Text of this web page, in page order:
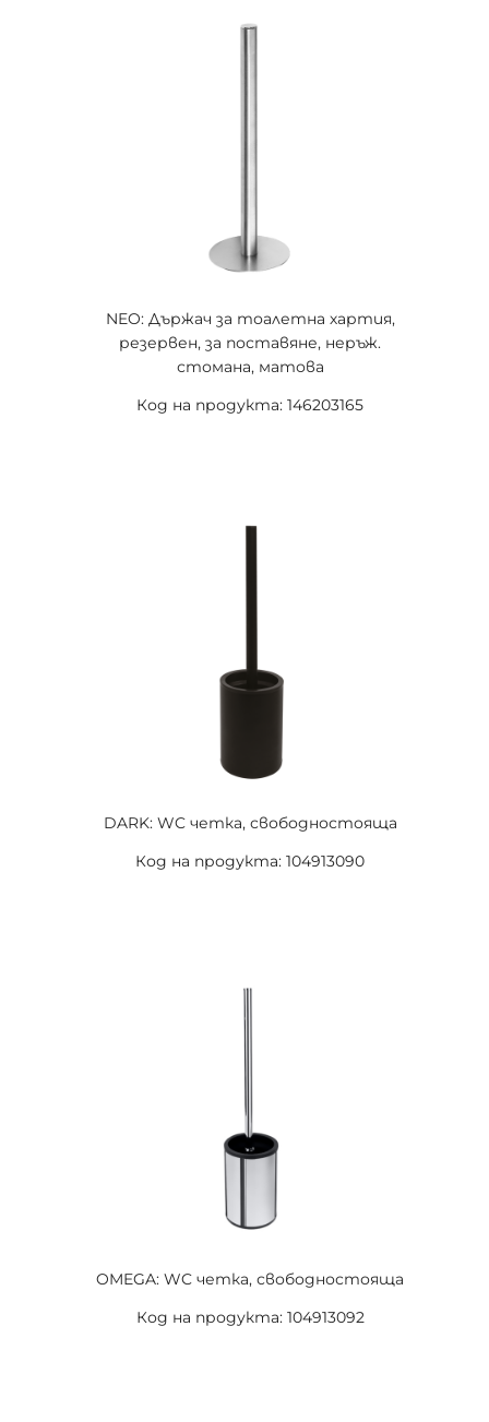
NEO: Държач за тоалетна хартия,
резервен, за поставяне, неръж.
стомана, матова
Код на продукта: 146203165
DARK: WC четка, свободностояща
Код на продукта: 104913090
OMEGA: WC четка, свободностояща
Код на продукта: 104913092